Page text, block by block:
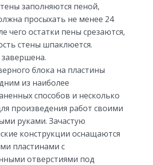
заполняются пеной,
просыхать не менее 24
чего остатки пены срезаются,
стены шпаклюется.
блока на пластины
из наиболее
способов и несколько
произведения работ своими
руками. Зачастую
конструкции оснащаются
пластинами с
отверстиями под